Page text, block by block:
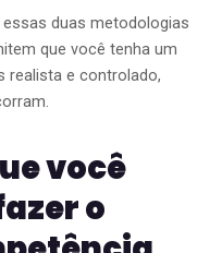
duas metodologias
que você tenha um
realista e controlado,
você
o